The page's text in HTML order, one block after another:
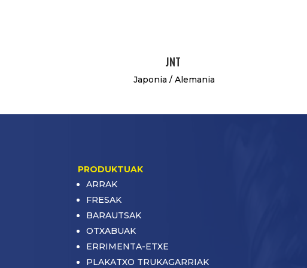
JNT
Japonia / Alemania
PRODUKTUAK
ARRAK
FRESAK
BARAUTSAK
OTXABUAK
ERRIMENTA-ETXE
PLAKATXO TRUKAGARRIAK